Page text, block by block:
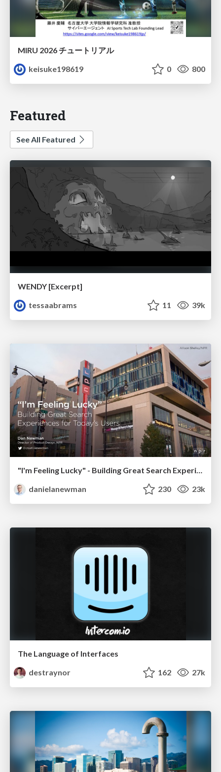
MIRU 2026 チュートリアル
keisuke198619
0 800
Featured
See All Featured
WENDY [Excerpt]
tessaabrams
11 39k
"I'm Feeling Lucky" - Building Great Search Experiences for Today's Users (#IAC19)
danielanewman
230 23k
The Language of Interfaces
destraynor
162 27k